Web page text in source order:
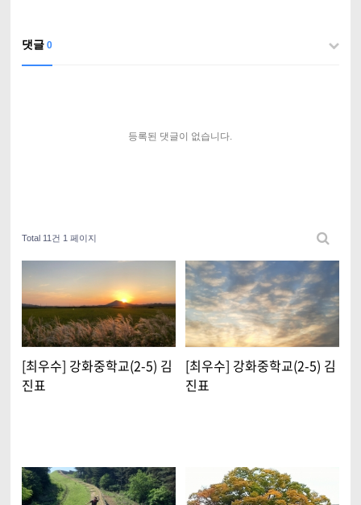
댓글0
등록된 댓글이 없습니다.
Total 11건 1 페이지
[최우수] 강화중학교(2-5) 김
진표
[최우수] 강화중학교(2-5) 김
진표